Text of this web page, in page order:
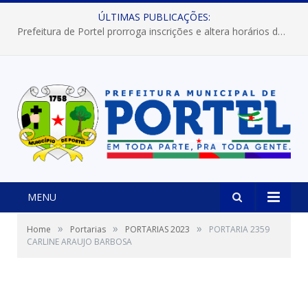
ÚLTIMAS PUBLICAÇÕES:
Prefeitura de Portel prorroga inscrições e altera horários dos concursos “Musa” e “Miss Mix Verão 2026”
MENU
Home » Portarias » PORTARIAS 2023 »
PORTARIA 2359
CARLINE ARAUJO BARBOSA